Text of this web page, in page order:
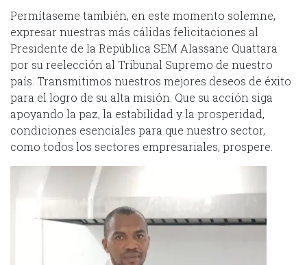
Permítaseme también, en este momento solemne,
expresar nuestras más cálidas felicitaciones al
Presidente de la República SEM Alassane Quattara
por su reelección al Tribunal Supremo de nuestro
país. Transmitimos nuestros mejores deseos de éxito
para el logro de su alta misión. Que su acción siga
apoyando la paz, la estabilidad y la prosperidad,
condiciones esenciales para que nuestro sector,
como todos los sectores empresariales, prospere.